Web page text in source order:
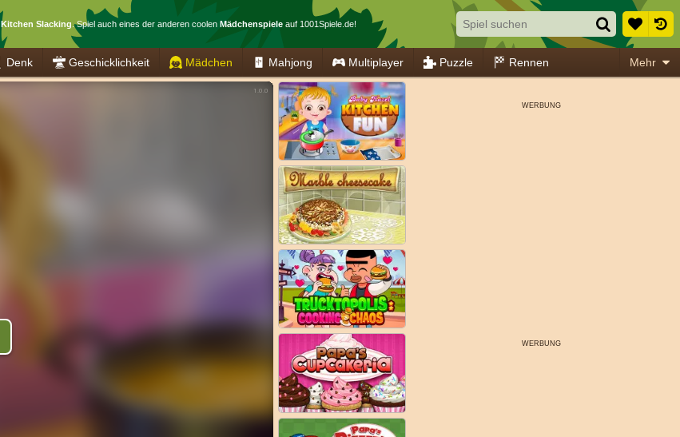
Kitchen Slacking . Spiel auch eines der anderen coolen Mädchenspiele auf 1001Spiele.de!
Denk Geschicklichkeit Mädchen Mahjong Multiplayer Puzzle Rennen Mehr